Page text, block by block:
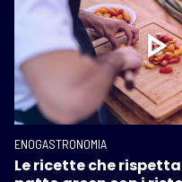
ENOGASTRONOMIA
Le ricette che